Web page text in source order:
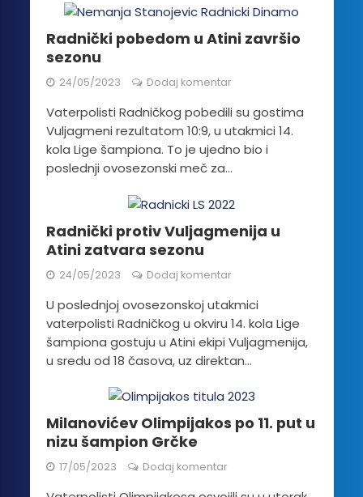
Radnički pobedom u Atini završio
sezonu
24/05/2023 Dodaj komentar
Vaterpolisti Radničkog pobedili su gostima
Vuljagmeni rezultatom 10:9, u utakmici 14.
kola Lige šampiona. To je ujedno bio i
poslednji ovosezonski meč za...
Radnički protiv Vuljagmenija u
Atini zatvara sezonu
24/05/2023 Dodaj komentar
U poslednjoj ovosezonskoj utakmici
vaterpolisti Radničkog u okviru 14. kola Lige
šampiona gostuju u Atini ekipi Vuljagmenija,
u sredu od 18 časova, uz direktan...
Milanovićev Olimpijakos po 11. put u
nizu šampion Grčke
17/05/2023 Dodaj komentar